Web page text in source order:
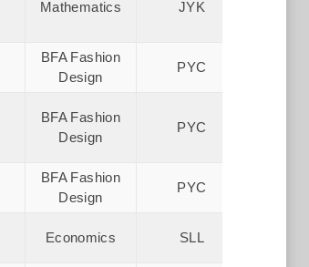
Mathematics JYK
BFA Fashion
Design
PYC
BFA Fashion
Design
PYC
BFA Fashion
Design
PYC
Economics SLL